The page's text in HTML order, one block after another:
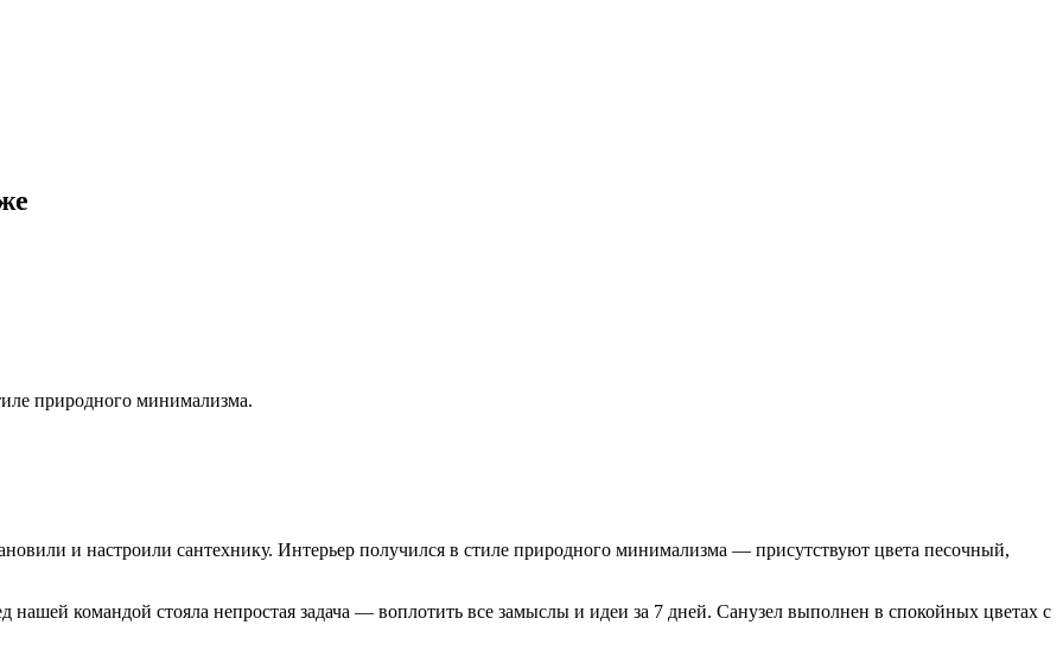
природного минимализма.
и настроили сантехнику. Интерьер получился в стиле природного минимализма — присутствуют цвета песочный,
командой стояла непростая задача — воплотить все замыслы и идеи за 7 дней. Санузел выполнен в спокойных цветах с